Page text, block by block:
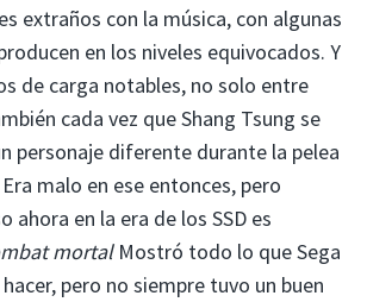
extraños con la música, con algunas
en los niveles equivocados. Y
de carga notables, no solo entre
cada vez que Shang Tsung se
personaje diferente durante la pelea
malo en ese entonces, pero
ahora en la era de los SSD es
mortalMostró todo lo que Sega
hacer, pero no siempre tuvo un buen